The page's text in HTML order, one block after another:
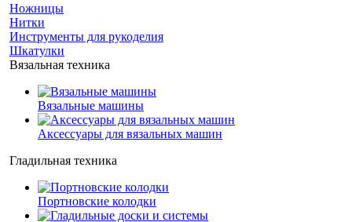
Ножницы
Нитки
Инструменты для рукоделия
Шкатулки
Вязальная техника
Вязальные машины
Аксессуары для вязальных машин
Гладильная техника
Портновские колодки